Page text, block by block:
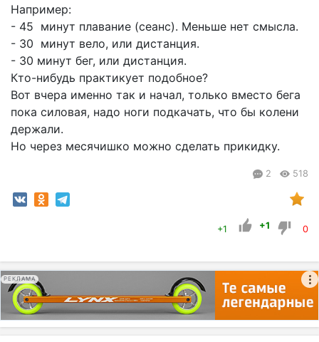
Например:
- 45 минут плавание (сеанс). Меньше нет смысла.
- 30 минут вело, или дистанция.
- 30 минут бег, или дистанция.
Кто-нибудь практикует подобное?
Вот вчера именно так и начал, только вместо бега
пока силовая, надо ноги подкачать, что бы колени
держали.
Но через месячишко можно сделать прикидку.
2 518
+1 +1 0
РЕКЛАМА